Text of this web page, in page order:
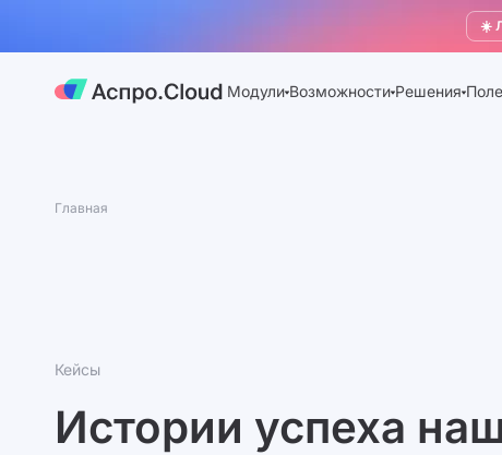
☀️
Модули Возможности Решения
Главная
Кейсы
Истории успеха